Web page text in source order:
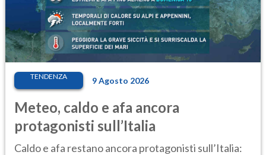
TENDENZA 9 Agosto 2026
Meteo, caldo e afa ancora
protagonisti sull’Italia
Caldo e afa restano ancora protagonisti sull’Italia: